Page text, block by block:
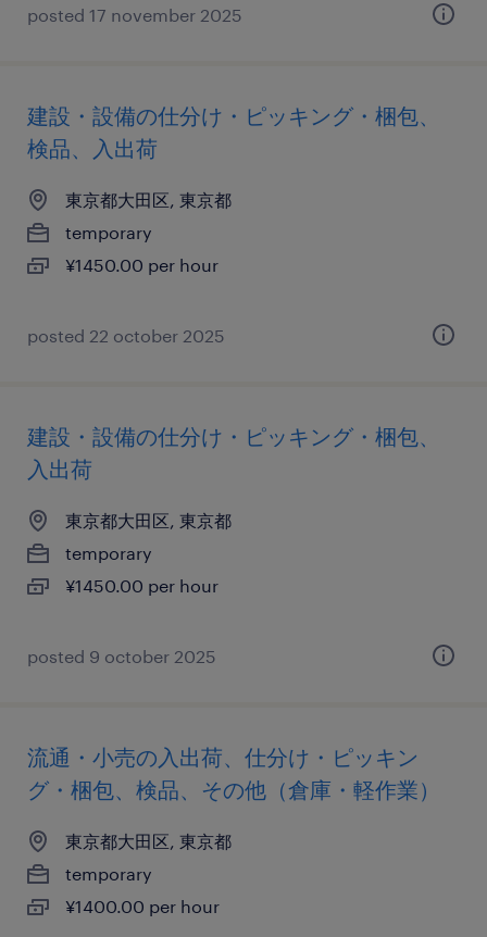
posted 17 november 2025
建設・設備の仕分け・ピッキング・梱包、
検品、入出荷
東京都大田区, 東京都
temporary
¥1450.00 per hour
posted 22 october 2025
建設・設備の仕分け・ピッキング・梱包、
入出荷
東京都大田区, 東京都
temporary
¥1450.00 per hour
posted 9 october 2025
流通・小売の入出荷、仕分け・ピッキン
グ・梱包、検品、その他（倉庫・軽作業）
東京都大田区, 東京都
temporary
¥1400.00 per hour